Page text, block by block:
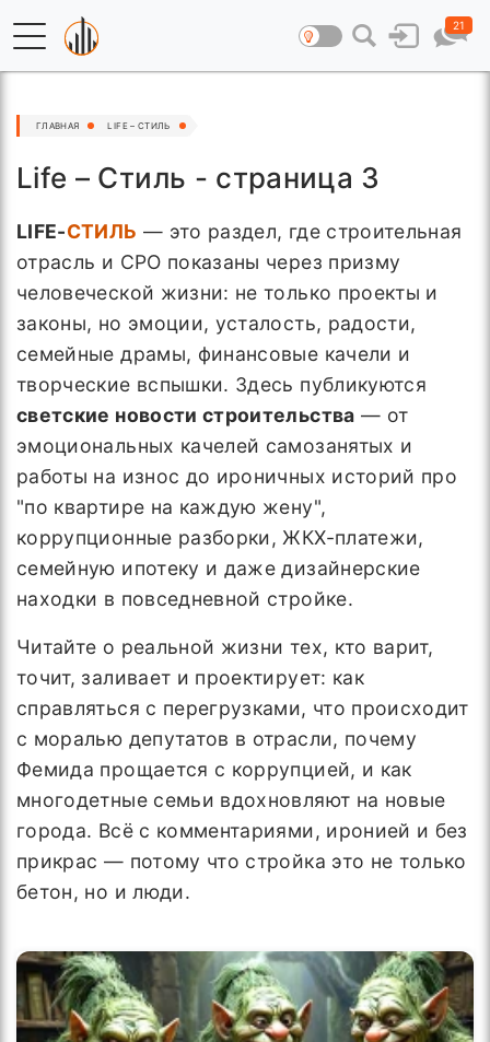
21
ГЛАВНАЯ LIFE – СТИЛЬ
Life – Стиль - страница 3
LIFE-СТИЛЬ — это раздел, где строительная
отрасль и СРО показаны через призму
человеческой жизни: не только проекты и
законы, но эмоции, усталость, радости,
семейные драмы, финансовые качели и
творческие вспышки. Здесь публикуются
светские новости строительства — от
эмоциональных качелей самозанятых и
работы на износ до ироничных историй про
"по квартире на каждую жену",
коррупционные разборки, ЖКХ-платежи,
семейную ипотеку и даже дизайнерские
находки в повседневной стройке.
Читайте о реальной жизни тех, кто варит,
точит, заливает и проектирует: как
справляться с перегрузками, что происходит
с моралью депутатов в отрасли, почему
Фемида прощается с коррупцией, и как
многодетные семьи вдохновляют на новые
города. Всё с комментариями, иронией и без
прикрас — потому что стройка это не только
бетон, но и люди.